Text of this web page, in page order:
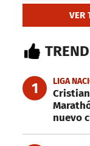
VER
1 LIGA
nuevo